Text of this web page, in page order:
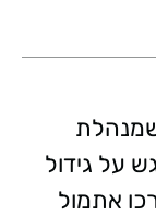
על גידול
אתמול